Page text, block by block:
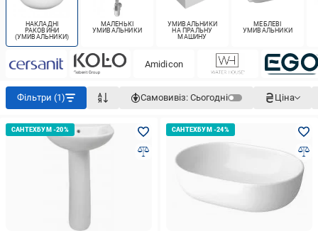
НАКЛАДНІ
РАКОВИНИ
(УМИВАЛЬНИКИ)
МАЛЕНЬКІ
УМИВАЛЬНИКИ
УМИВАЛЬНИКИ
НА ПРАЛЬНУ
МАШИНУ
МЕБЛЕВІ
УМИВАЛЬНИКИ
Amidicon
Фільтри (1) Самовивіз: Сьогодні Ціна